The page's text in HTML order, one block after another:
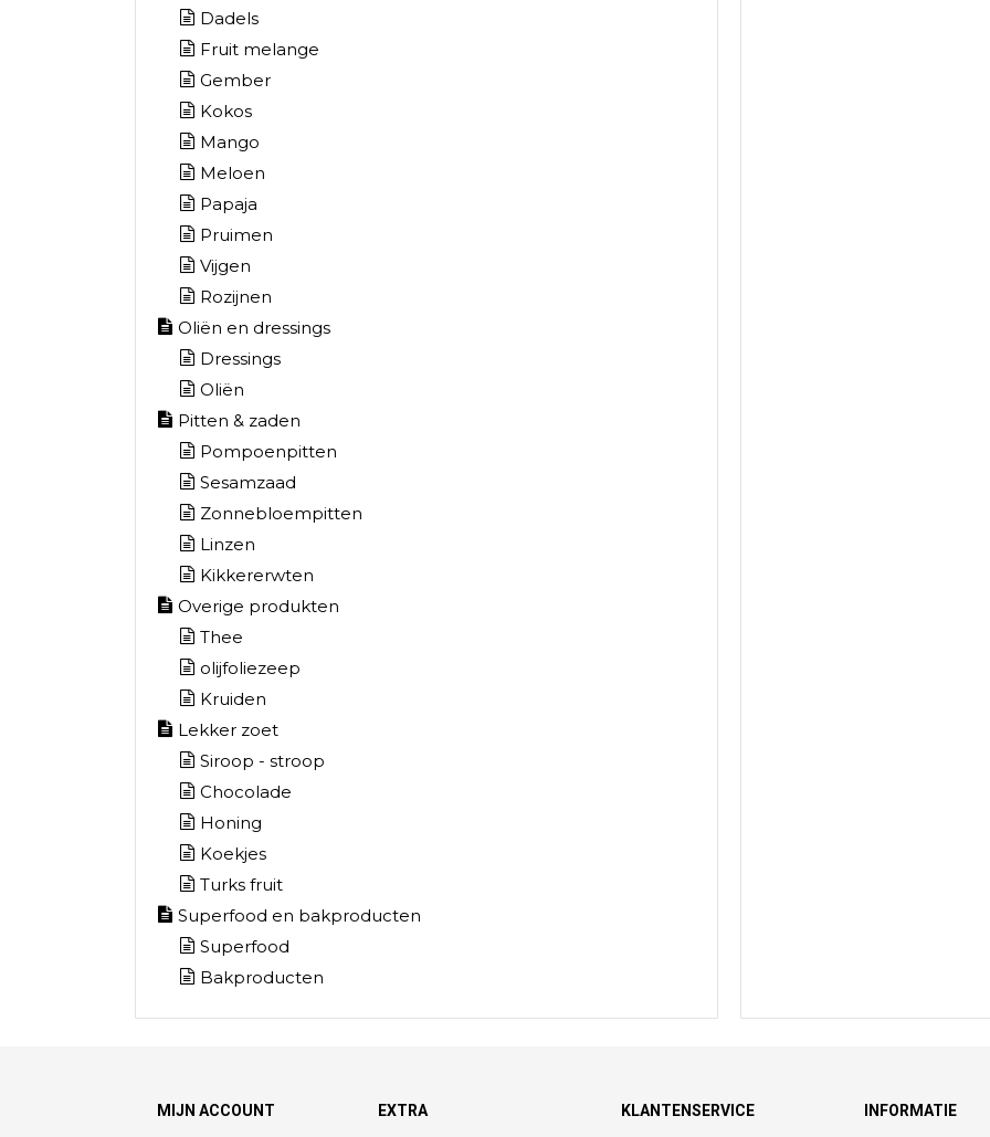
Dadels
Fruit melange
Gember
Kokos
Mango
Meloen
Papaja
Pruimen
Vijgen
Rozijnen
Oliën en dressings
Dressings
Oliën
Pitten & zaden
Pompoenpitten
Sesamzaad
Zonnebloempitten
Linzen
Kikkererwten
Overige produkten
Thee
olijfoliezeep
Kruiden
Lekker zoet
Siroop - stroop
Chocolade
Honing
Koekjes
Turks fruit
Superfood en bakproducten
Superfood
Bakproducten
MIJN ACCOUNT EXTRA KLANTENSERVICE INFORMATIE